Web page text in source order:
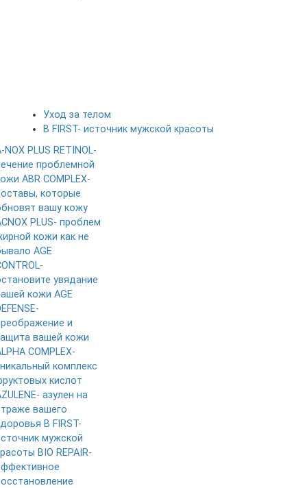
Уход за телом
B FIRST- источник мужской красоты
NOX PLUS RETINOL-
проблемной
ABR COMPLEX-
которые
вашу кожу
PLUS- проблем
кожи как не
AGE
увядание
кожи AGE
и
вашей кожи
COMPLEX-
комплекс
кислот
азулен на
вашего
B FIRST-
мужской
BIO REPAIR-